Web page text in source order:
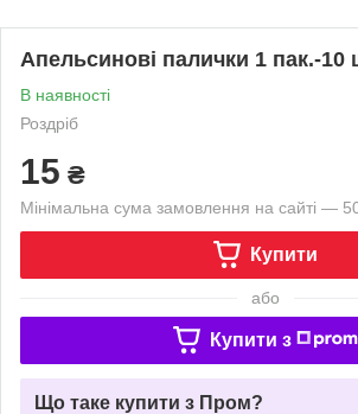
Апельсинові палички 1 пак.-10
В наявності
Роздріб
15 ₴
Мінімальна сума замовлення на сайті —
Купити
або
Купити з
Що таке купити з Пром?